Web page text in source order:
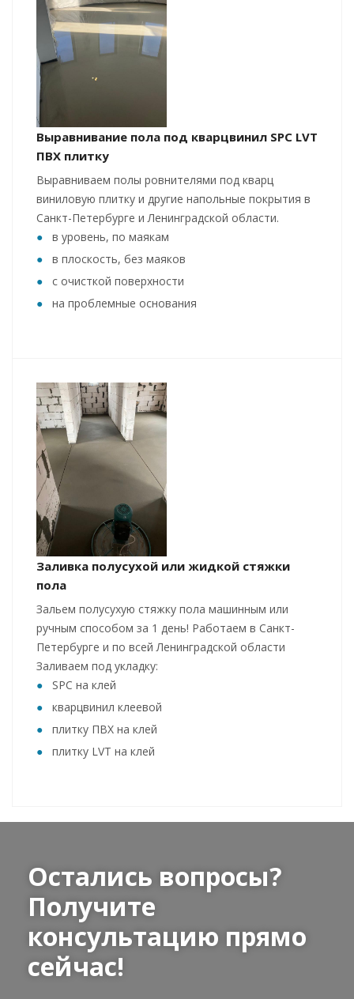
Выравнивание пола под кварцвинил SPC LVT
ПВХ плитку
Выравниваем полы ровнителями под кварц
виниловую плитку и другие напольные покрытия в
Санкт-Петербурге и Ленинградской области.
в уровень, по маякам
в плоскость, без маяков
с очисткой поверхности
на проблемные основания
Заливка полусухой или жидкой стяжки
пола
Зальем полусухую стяжку пола машинным или
ручным способом за 1 день! Работаем в Санкт-
Петербурге и по всей Ленинградской области
Заливаем под укладку:
SPC на клей
кварцвинил клеевой
плитку ПВХ на клей
плитку LVT на клей
Остались вопросы?
Получите
консультацию прямо
сейчас!